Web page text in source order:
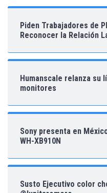
Piden Trabajadores de
Reconocer la Relación
Humanscale relanza su
monitores
Sony presenta en
WH-XB910N
Susto Ejecutivo color